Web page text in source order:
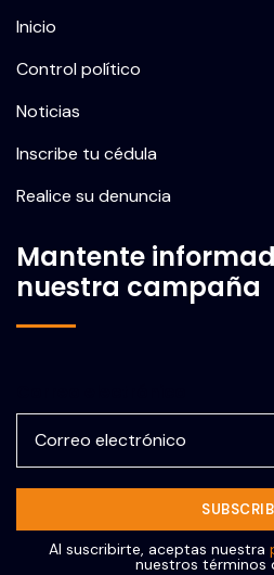
Inicio
Control político
Noticias
Inscribe tu cédula
Realice su denuncia
Mantente
nuestra campaña
Al suscribirte, aceptas nuestra
nuestros términos